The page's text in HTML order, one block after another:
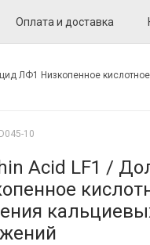
Оплата и доставка
ЛФ1 Низкопенное
D045-10
Acid LF1 /